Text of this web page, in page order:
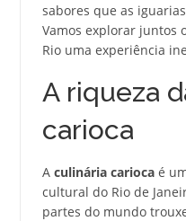
sabores que as
Vamos explorar juntos
Rio uma experiência
A riqueza
carioca
A culinária cariocaé
cultural do Rio de
partes do mundo